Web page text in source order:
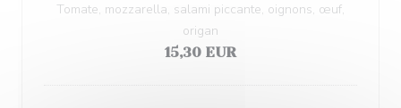
Tomate, mozzarella, salami piccante, oignons, œuf,
origan
15,30 EUR